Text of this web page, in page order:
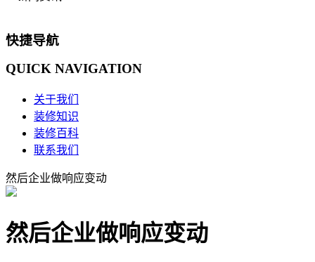
快捷导航
QUICK NAVIGATION
关于我们
装修知识
装修百科
联系我们
然后企业做响应变动
然后企业做响应变动